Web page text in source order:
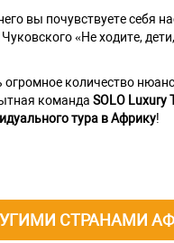
вы почувствуете себя
«Не ходите,
количество
команда SOLO Luxury
тура в Африку!
СТРАНАМИ